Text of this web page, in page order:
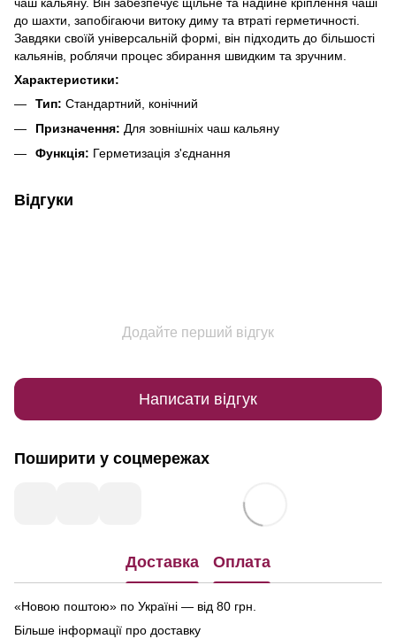
до шахти, запобігаючи витоку диму та втраті герметичності.
Завдяки своїй універсальній формі, він підходить до більшості
кальянів, роблячи процес збирання швидким та зручним.
Характеристики:
Тип: Стандартний, конічний
Призначення: Для зовнішніх чаш кальяну
Функція: Герметизація з'єднання
Відгуки
Додайте перший відгук
Написати відгук
Поширити у соцмережах
Доставка Оплата
«Новою поштою» по Україні — від 80 грн.
Більше інформації про доставку